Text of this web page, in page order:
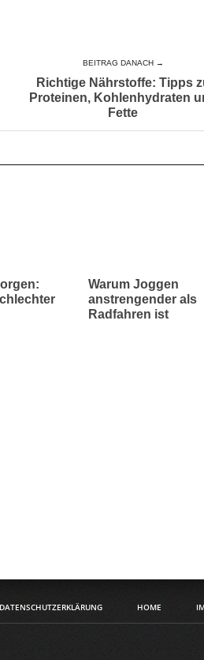
BEITRAG DANACH →
Richtige Nährstoffe: Tipps
Proteinen, Kohlenhydraten
Fette
Warum Joggen
anstrengender als
Radfahren ist
DATENSCHUTZERKLÄRUNG HOME